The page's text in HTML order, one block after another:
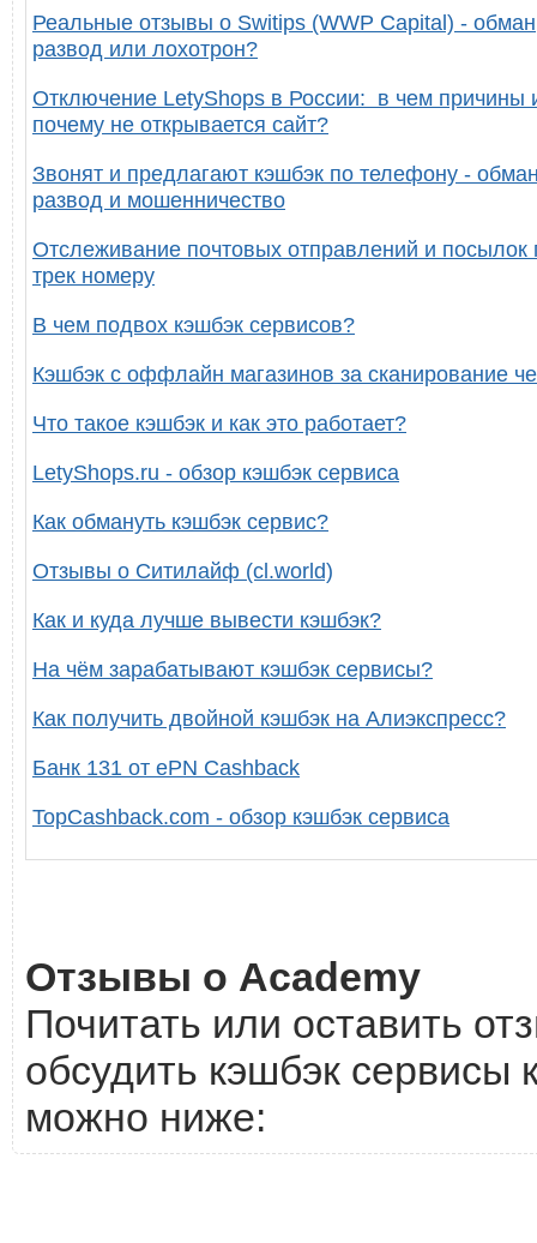
Реальные отзывы о Switips (WWP Capital) -
развод или лохотрон?
Отключение LetyShops в России: в чем причины
почему не открывается сайт?
Звонят и предлагают кэшбэк по телефону -
развод и мошенничество
Отслеживание почтовых отправлений и посылок
трек номеру
В чем подвох кэшбэк сервисов?
Кэшбэк с оффлайн магазинов за сканирование
Что такое кэшбэк и как это работает?
LetyShops.ru - обзор кэшбэк сервиса
Как обмануть кэшбэк сервис?
Отзывы о Ситилайф (cl.world)
Как и куда лучше вывести кэшбэк?
На чём зарабатывают кэшбэк сервисы?
Как получить двойной кэшбэк на Алиэкспресс?
Банк 131 от ePN Cashback
TopCashback.com - обзор кэшбэк сервиса
Отзывы о Academy
Почитать или оставить
обсудить кэшбэк сервисы
можно ниже: